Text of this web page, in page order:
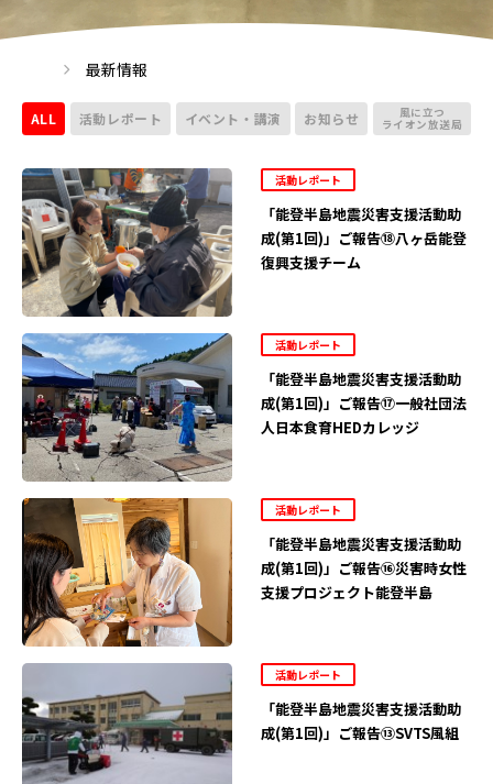
最新情報
ALL 活動レポート イベント・講演 お知らせ 風に立つ
ライオン放送局
活動レポート
「能登半島地震災害支援活動助
成(第1回)」ご報告⑱八ヶ岳能登
復興支援チーム
活動レポート
「能登半島地震災害支援活動助
成(第1回)」ご報告⑰一般社団法
人日本食育HEDカレッジ
活動レポート
「能登半島地震災害支援活動助
成(第1回)」ご報告⑯災害時女性
支援プロジェクト能登半島
活動レポート
「能登半島地震災害支援活動助
成(第1回)」ご報告⑬SVTS風組